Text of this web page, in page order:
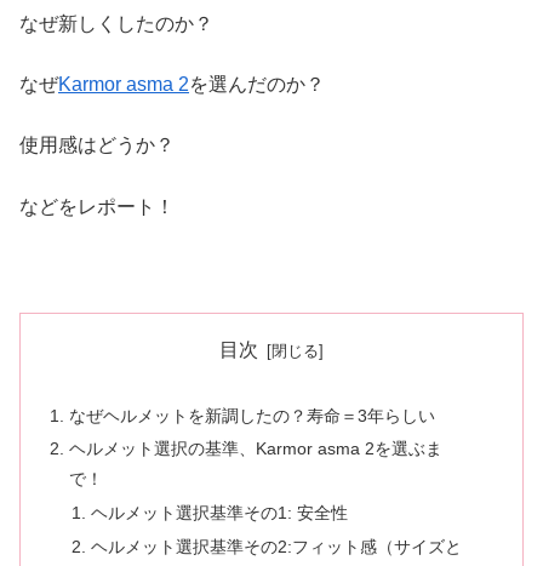
なぜ新しくしたのか？
なぜKarmor asma 2を選んだのか？
使用感はどうか？
などをレポート！
目次
なぜヘルメットを新調したの？寿命＝3年らしい
ヘルメット選択の基準、Karmor asma 2を選ぶま
で！
ヘルメット選択基準その1: 安全性
ヘルメット選択基準その2:フィット感（サイズと